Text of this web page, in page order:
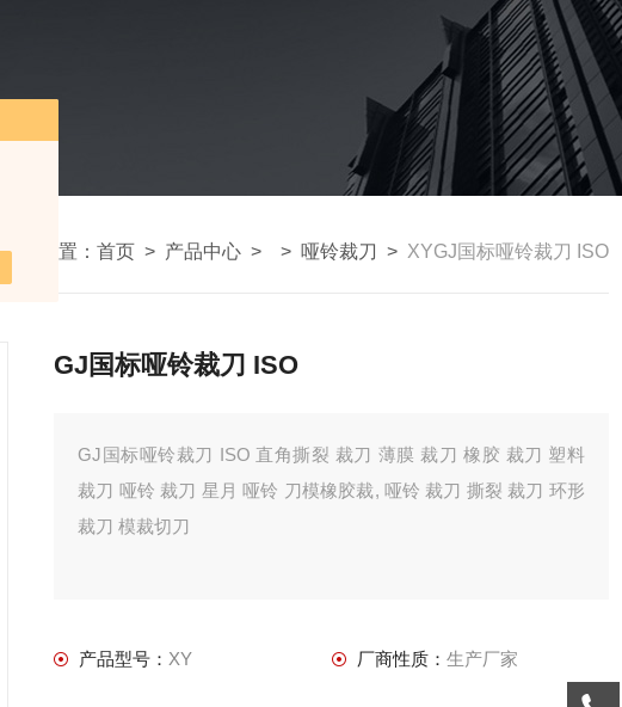
我的位置： 首页 > 产品中心 > > 哑铃裁刀 > XYGJ国标哑铃裁刀 ISO
GJ国标哑铃裁刀 ISO
GJ国标哑铃裁刀 ISO 直角撕裂 裁刀 薄膜 裁刀 橡胶 裁刀 塑料
裁刀 哑铃 裁刀 星月 哑铃 刀模橡胶裁, 哑铃 裁刀 撕裂 裁刀 环形
裁刀 模裁切刀
产品型号： XY 厂商性质： 生产厂家